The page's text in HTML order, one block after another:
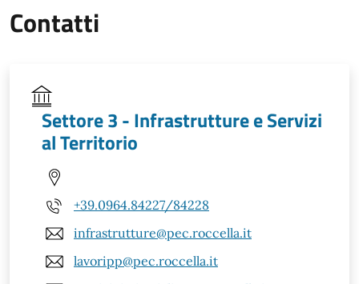
Contatti
Settore 3 - Infrastrutture e Servizi
al Territorio
+39.0964.84227/84228
infrastrutture@pec.roccella.it
lavoripp@pec.roccella.it